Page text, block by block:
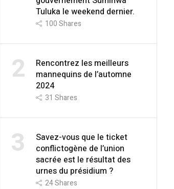
Tuluka le weekend dernier.
100Shares
2
Rencontrez les meilleurs
mannequins de l’automne
2024
31 Shares
3
Savez-vous que le ticket
conflictogène de l’union
sacrée est le résultat des
urnes du présidium ?
24Shares